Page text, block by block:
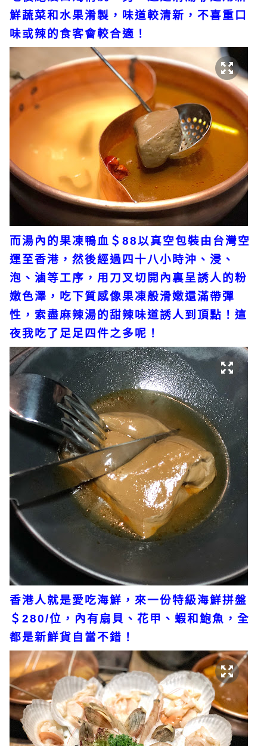
鮮蔬菜和水果淆製，味道較清新，不喜重口
味或辣的食客會較合適！
而湯內的果凍鴨血＄88以真空包裝由台灣空
運至香港，然後經過四十八小時沖、浸、
泡、滷等工序，用刀叉切開內裏呈誘人的粉
嫩色澤，吃下質感像果凍般滑嫩還滿帶彈
性，索盡麻辣湯的甜辣味道誘人到頂點！這
夜我吃了足足四件之多呢！
香港人就是愛吃海鮮，來一份特級海鮮拼盤
＄280/位，內有扇貝、花甲、蝦和鮑魚，全
都是新鮮貨自當不錯！